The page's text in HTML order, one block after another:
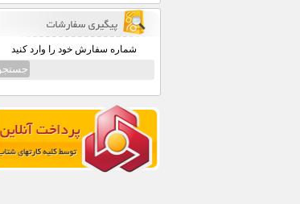
شماره سفارش خود را وارد کنید